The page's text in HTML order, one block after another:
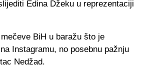
Edina Džeku u reprezentaciji
BiH u baražu što je
Instagramu, no posebnu pažnju
Nedžad.